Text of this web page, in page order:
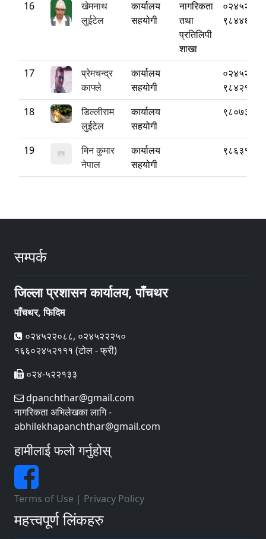
16
खेमनाथ
लुईटेल
कार्यालय
सहयोगी
नागरिकता
तथा
प्रतिलिपी
शाखा
17
प्रेमचन्द्र
काफ्ले
कार्यालय
सहयोगी
18
डिल्लीराम
लुईटेल
कार्यालय
सहयोगी
19
मिन कुमार
नेपाल
कार्यालय
सहयोगी
सम्पर्क
जिल्ला प्रशासन कार्यालय, पाँचथर
पाँचथर, फिदिम
०२४५२२०८८, ०२४५२२२५०
१६६०२४५२१११ (टोल - फ्री)
०२४-५२२१३३
dpanchthar@gmail.com
नागरिकता अभिलेखका लागि -
abhilekhapanchthar@gmail.com
हामीलाई फलो गर्नुहोस्
Terms of Use | Privacy Policy
महत्त्वपूर्ण लिंकहरु